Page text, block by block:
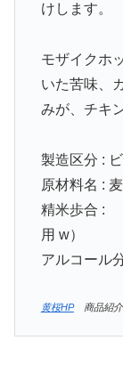
けします。
モザイクホ
いた苦味、
みが、チキ
製造区分 :
原材料名 :
精米歩合 :
用 w）
アルコール
黄桜HP商品紹介